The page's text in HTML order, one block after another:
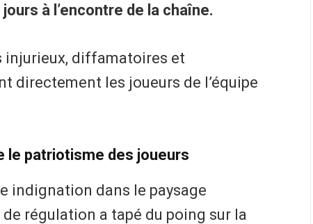
à l’encontre de la chaîne.
injurieux, diffamatoires et
directement les joueurs de l’équipe
le patriotisme des joueurs
indignation dans le paysage
régulation a tapé du poing sur la